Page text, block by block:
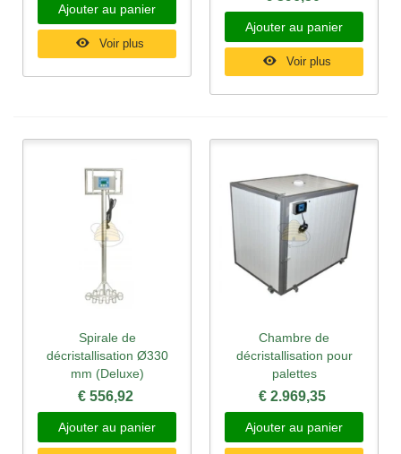
Ajouter au panier
Voir plus
Ajouter au panier
Voir plus
Spirale de
décristallisation Ø330
mm (Deluxe)
€ 556,92
Ajouter au panier
Chambre de
décristallisation pour
palettes
€ 2.969,35
Ajouter au panier